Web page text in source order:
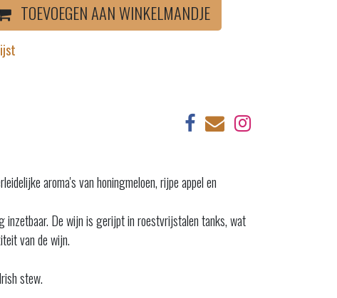
TOEVOEGEN AAN WINKELMANDJE
aroma's van honingmeloen, rijpe appel en
inzetbaar. De wijn is gerijpt in roestvrijstalen tanks, wat
van de wijn.
stew.